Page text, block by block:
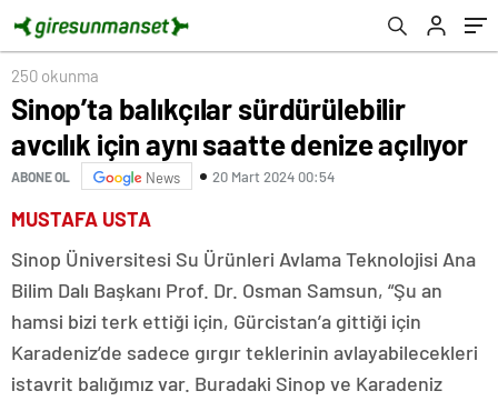
250 okunma
Sinop’ta balıkçılar sürdürülebilir
avcılık için aynı saatte denize açılıyor
ABONE OL News 20 Mart 2024 00:54
MUSTAFA USTA
Sinop Üniversitesi Su Ürünleri Avlama Teknolojisi Ana
Bilim Dalı Başkanı Prof. Dr. Osman Samsun, “Şu an
hamsi bizi terk ettiği için, Gürcistan’a gittiği için
Karadeniz’de sadece gırgır teklerinin avlayabilecekleri
istavrit balığımız var. Buradaki Sinop ve Karadeniz